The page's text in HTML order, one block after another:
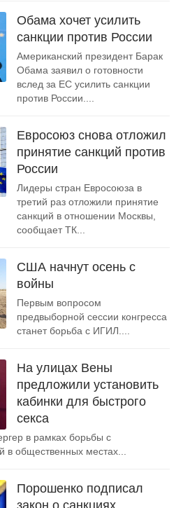
Обама хочет усилить
санкции против России
Американский президент Барак
Обама заявил о готовности
вслед за ЕС усилить санкции
против России....
Евросоюз снова отложил
принятие санкций против
России
Лидеры стран Евросоюза в
третий раз отложили принятие
санкций в отношении Москвы,
сообщает ТК...
США начнут осень с
войны
Первым вопросом
предвыборной сессии конгресса
станет борьба с ИГИЛ....
На улицах Вены
предложили установить
кабинки для быстрого
секса
в рамках борьбы с
в общественных местах...
Порошенко подписал
закон о санкциях